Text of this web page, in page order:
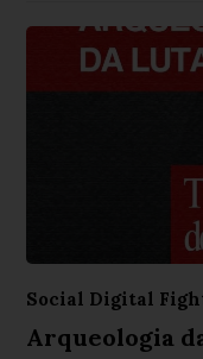
Social Digital
Arqueologia